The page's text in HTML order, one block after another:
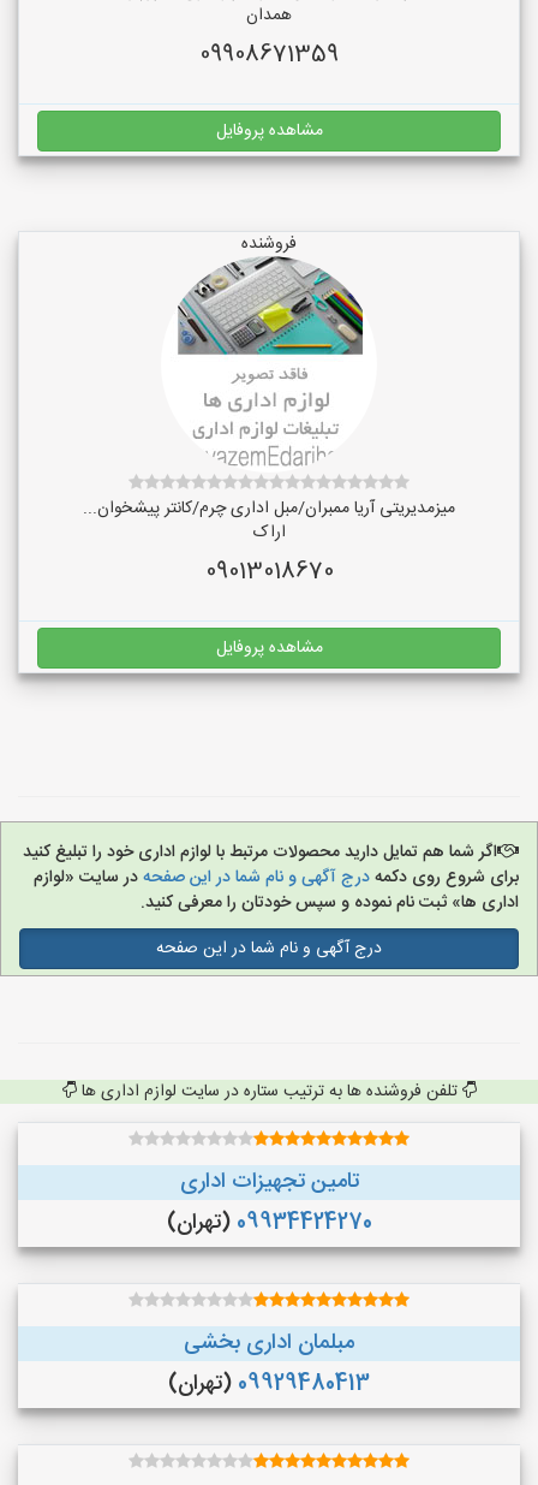
همدان
09908671359
مشاهده پروفایل
فروشنده
میزمدیریتی آریا ممبران/مبل اداری چرم/کانتر پیشخوان...
اراک
09013018670
مشاهده پروفایل
اگر شما هم تمایل دارید محصولات مرتبط با لوازم اداری خود را تبلیغ کنید
برای شروع روی دکمهدرج آگهی و نام شما در این صفحهدر سایت «لوازم
اداری ها» ثبت نام نموده و سپس خودتان را معرفی کنید.
درج آگهی و نام شما در این صفحه
تلفن فروشنده ها به ترتیب ستاره در سایت لوازم اداری ها
تامین تجهیزات اداری
09934424270 (تهران)
مبلمان اداری بخشی
09929480413 (تهران)